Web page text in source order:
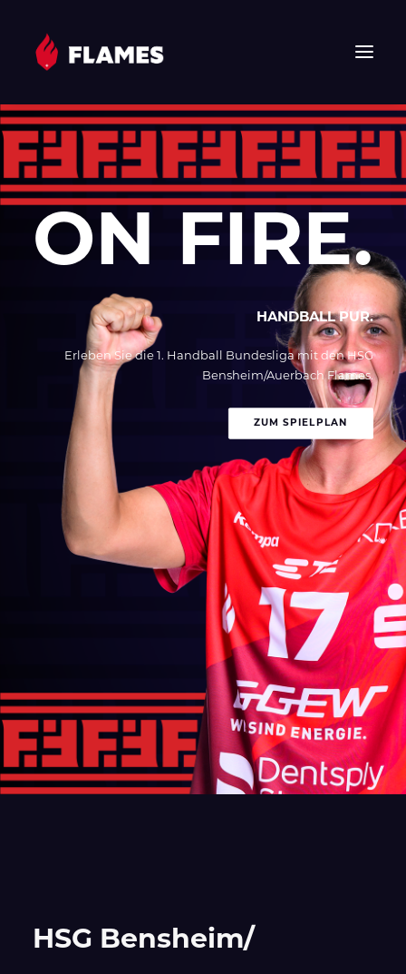
HOME
NEWS
FLAMES
JUNIOR FLAMES
JUGEND
SPONSOREN & PARTNER
FAN-SHOP
TICKETS
ON FIRE.
HANDBALL PUR.
Erleben Sie die 1. Handball Bundesliga mit den HSG
Bensheim/Auerbach Flames.
ZUM SPIELPLAN
HSG Bensheim/